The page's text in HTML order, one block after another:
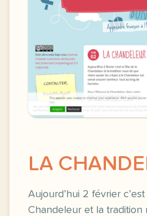
LA
Aujourd’hui 2 février
Chandeleur et la tradition